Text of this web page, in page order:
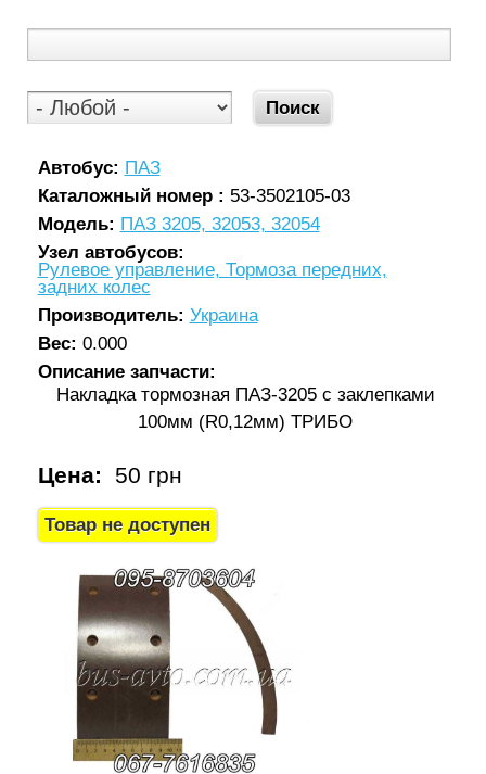
Автобус: ПАЗ
Каталожный номер : 53-3502105-03
Модель: ПАЗ 3205, 32053, 32054
Узел автобусов:
Рулевое управление, Тормоза передних,
задних колес
Производитель: Украина
Вес: 0.000
Описание запчасти:
Накладка тормозная ПАЗ-3205 с заклепками
100мм (R0,12мм) ТРИБО
Цена: 50 грн